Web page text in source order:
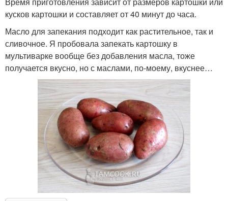
кусков картошки и составляет от 40 минут до часа.
Масло для запекания подходит как растительное, так и
сливочное. Я пробовала запекать картошку в
мультиварке вообще без добавления масла, тоже
получается вкусно, но с маслами, по-моему, вкуснее…